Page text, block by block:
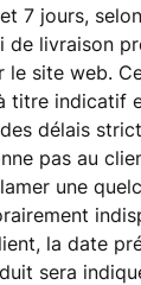
7 jours,
de livraison
le site web.
titre indicatif
délais
pas au
une
la date
sera